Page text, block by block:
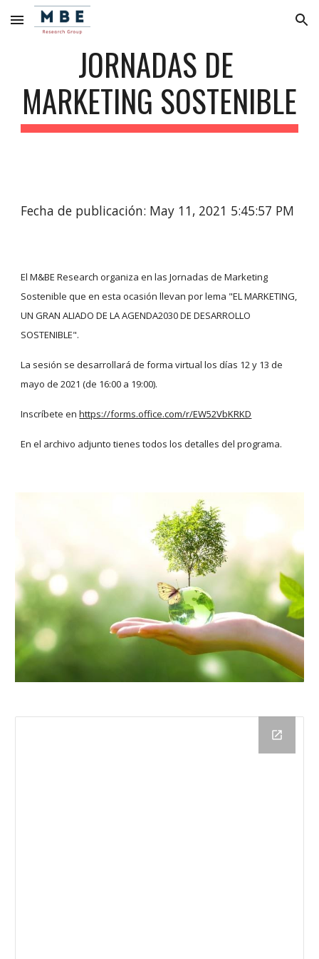
Skip to main content Skip to navigation
JORNADAS DE
MARKETING SOSTENIBLE
Fecha de publicación: May 11, 2021 5:45:57 PM
El M&BE Research organiza en las Jornadas de Marketing
Sostenible que en esta ocasión llevan por lema "EL MARKETING,
UN GRAN ALIADO DE LA AGENDA2030 DE DESARROLLO
SOSTENIBLE".
La sesión se desarrollará de forma virtual los días 12 y 13 de
mayo de 2021 (de 16:00 a 19:00).
Inscríbete en https://forms.office.com/r/EW52VbKRKD
En el archivo adjunto tienes todos los detalles del programa.